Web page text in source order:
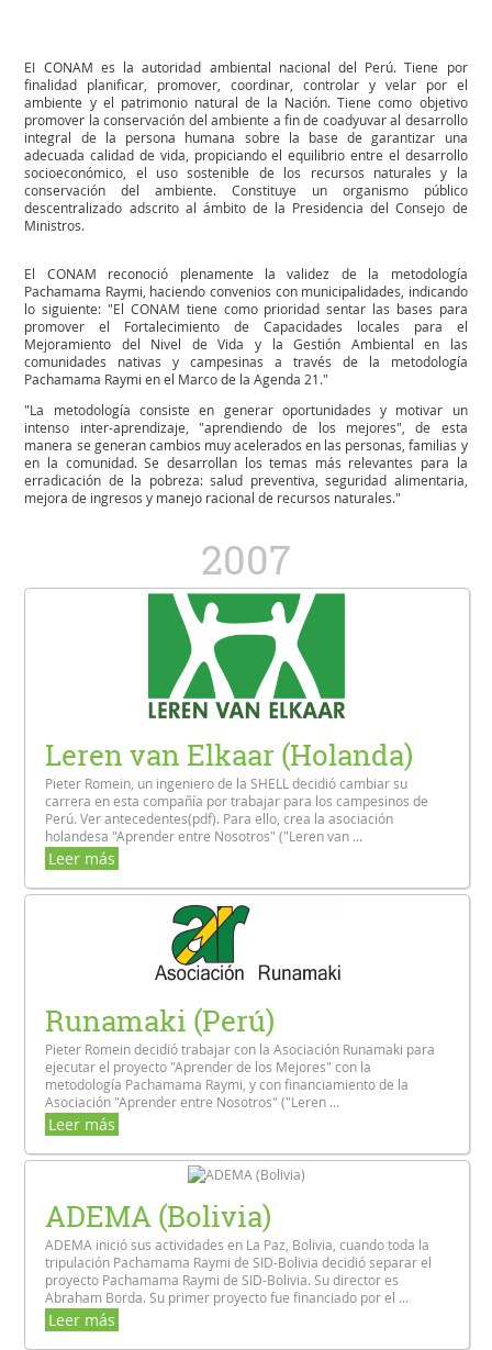
EI CONAM es la autoridad ambiental nacional del Perú. Tiene por
finalidad planificar, promover, coordinar, controlar y velar por el
ambiente y el patrimonio natural de la Nación. Tiene como objetivo
promover la conservación del ambiente a fin de coadyuvar al desarrollo
integral de la persona humana sobre la base de garantizar una
adecuada calidad de vida, propiciando el equilibrio entre el desarrollo
socioeconómico, el uso sostenible de los recursos naturales y la
conservación del ambiente. Constituye un organismo público
descentralizado adscrito al ámbito de la Presidencia del Consejo de
Ministros.
El CONAM reconoció plenamente la validez de la metodología
Pachamama Raymi, haciendo convenios con municipalidades, indicando
lo siguiente: "El CONAM tiene como prioridad sentar las bases para
promover el Fortalecimiento de Capacidades locales para el
Mejoramiento del Nivel de Vida y la Gestión Ambiental en las
comunidades nativas y campesinas a través de la metodología
Pachamama Raymi en el Marco de la Agenda 21."
"La metodología consiste en generar oportunidades y motivar un
intenso inter-aprendizaje, "aprendiendo de los mejores", de esta
manera se generan cambios muy acelerados en las personas, familias y
en la comunidad. Se desarrollan los temas más relevantes para la
erradicación de la pobreza: salud preventiva, seguridad alimentaria,
mejora de ingresos y manejo racional de recursos naturales."
2007
Leren van Elkaar (Holanda)
Pieter Romein, un ingeniero de la SHELL decidió cambiar su
carrera en esta compañía por trabajar para los campesinos de
Perú. Ver antecedentes(pdf). Para ello, crea la asociación
holandesa "Aprender entre Nosotros" ("Leren van ...
Leer más
Runamaki (Perú)
Pieter Romein decidió trabajar con la Asociación Runamaki para
ejecutar el proyecto "Aprender de los Mejores" con la
metodología Pachamama Raymi, y con financiamiento de la
Asociación "Aprender entre Nosotros" ("Leren ...
Leer más
ADEMA (Bolivia)
ADEMA inició sus actividades en La Paz, Bolivia, cuando toda la
tripulación Pachamama Raymi de SID-Bolivia decidió separar el
proyecto Pachamama Raymi de SID-Bolivia. Su director es
Abraham Borda. Su primer proyecto fue financiado por el ...
Leer más